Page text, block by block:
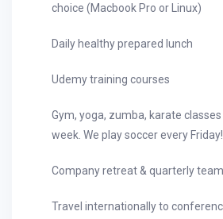
choice (Macbook Pro or Linux)
Daily healthy prepared lunch
Udemy training courses
Gym, yoga, zumba, karate
week. We play soccer every Friday!
Company retreat & quarterly
Travel internationally to